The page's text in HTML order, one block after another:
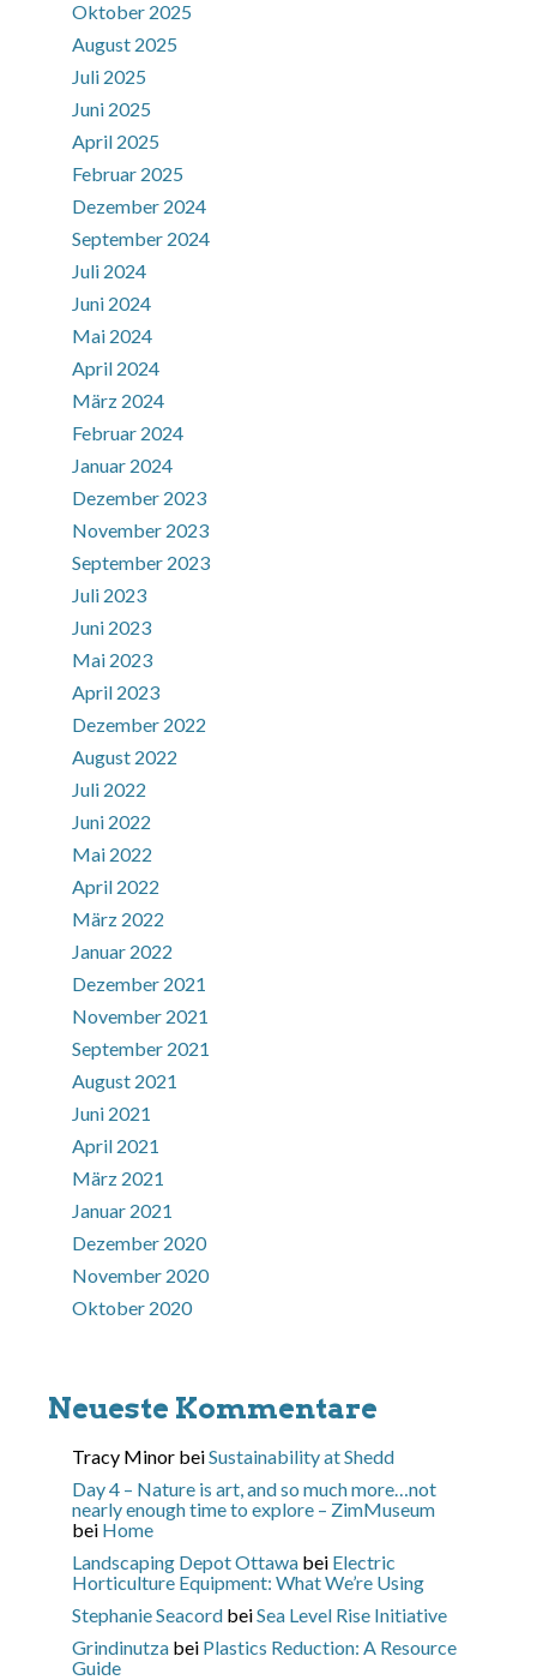
Oktober 2025
August 2025
Juli 2025
Juni 2025
April 2025
Februar 2025
Dezember 2024
September 2024
Juli 2024
Juni 2024
Mai 2024
April 2024
März 2024
Februar 2024
Januar 2024
Dezember 2023
November 2023
September 2023
Juli 2023
Juni 2023
Mai 2023
April 2023
Dezember 2022
August 2022
Juli 2022
Juni 2022
Mai 2022
April 2022
März 2022
Januar 2022
Dezember 2021
November 2021
September 2021
August 2021
Juni 2021
April 2021
März 2021
Januar 2021
Dezember 2020
November 2020
Oktober 2020
Neueste Kommentare
Tracy Minor beiSustainability at Shedd
Day 4 – Nature is art, and so much more…not
nearly enough time to explore – ZimMuseum
bei Home
Landscaping Depot Ottawa bei Electric
Horticulture Equipment: What We’re Using
Stephanie Seacord beiSea Level Rise Initiative
Grindinutza bei Plastics Reduction: A Resource
Guide